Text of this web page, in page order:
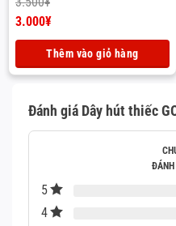
Giá
3.500¥.
3.000¥
tại
là:
Thêm vào giỏ hàng
Đánh giá Dây hút thiếc
ĐÁNH
5
4